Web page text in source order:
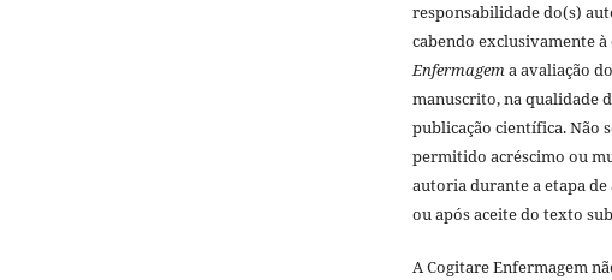
responsabilidade do(s)
cabendo exclusivamente à
Enfermagema avaliação do
manuscrito, na qualidade
publicação científica. Não
permitido acréscimo ou
autoria durante a etapa de
ou após aceite do texto
A Cogitare Enfermagem